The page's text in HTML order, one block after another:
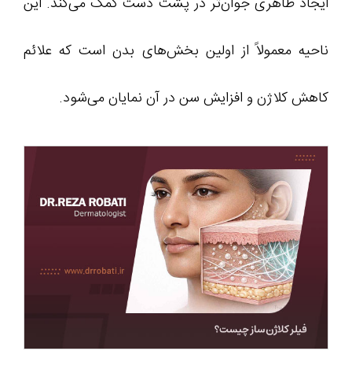
ناحیه معمولاً از اولین بخش‌های بدن است که علائم
کاهش کلاژن و افزایش سن در آن نمایان می‌شود.